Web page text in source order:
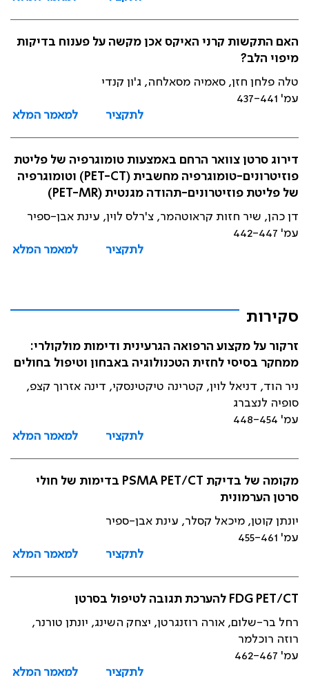
האם התקשות קרני האיקס אכן מקשה על פענוח בדיקות
מיפוי הלב?
טלה פלחן חזן, סאמיה מסאלחה, ג'ון קנדי
עמ' 437-441
לתקציר
למאמר המלא
דירוג סרטן צוואר הרחם באמצעות טומוגרפיה של פליטת
פוזיטרונים-טומוגרפיה מחשבית (PET-CT) וטומוגרפיה
של פליטת פוזיטרונים-תהודה מגנטית (PET-MR)
דן כהן, שיר חזות קראוטהמר, צ'רלס לוין, עינת אבן-ספיר
עמ' 442-447
לתקציר
למאמר המלא
סקירות
זרקור על מקצוע הרפואה הגרעינית ודימות מולקולרי:
ממחקר בסיסי לחזית הטכנולוגיה באבחון וטיפול בחולים
ניר הוד, דניאל לוין, קטרינה טיקטינסקי, דינה אזרוך קצפ,
סופיה לנצברג
עמ' 448-454
לתקציר
למאמר המלא
מקומה של בדיקת PSMA PET/CT בדימות של חולי
סרטן הערמונית
יונתן קוטן, מיכאל קסלר, עינת אבן-ספיר
עמ' 455-461
לתקציר
למאמר המלא
FDG PET/CT להערכת תגובה לטיפול בסרטן
רחל בר-שלום, אורה רוזנגרטן, יצחק השינג, יונתן טורנר,
רוזה רוכלמר
עמ' 462-467
לתקציר
למאמר המלא